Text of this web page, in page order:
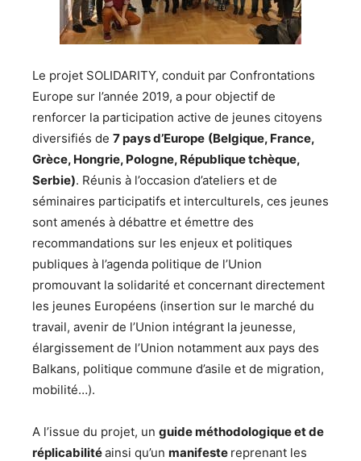
Le projet SOLIDARITY, conduit par Confrontations
Europe sur l’année 2019, a pour objectif de
renforcer la participation active de jeunes citoyens
diversifiés de 7 pays d’Europe (Belgique, France,
Grèce, Hongrie, Pologne, République tchèque,
Serbie). Réunis à l’occasion d’ateliers et de
séminaires participatifs et interculturels, ces jeunes
sont amenés à débattre et émettre des
recommandations sur les enjeux et politiques
publiques à l’agenda politique de l’Union
promouvant la solidarité et concernant directement
les jeunes Européens (insertion sur le marché du
travail, avenir de l’Union intégrant la jeunesse,
élargissement de l’Union notamment aux pays des
Balkans, politique commune d’asile et de migration,
mobilité…).
A l’issue du projet, un guide méthodologique et de
réplicabilitéainsi qu’un manifeste reprenant les